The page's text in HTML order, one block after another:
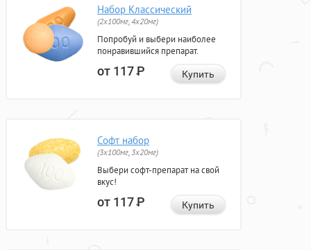
Набор Классический
(2x100мг, 4x20мг)
Попробуй и выбери наиболее
понравившийся препарат.
от 117Р Купить
Софт набор
(3x100мг, 3x20мг)
Выбери софт-препарат на свой
вкус!
от 117Р Купить